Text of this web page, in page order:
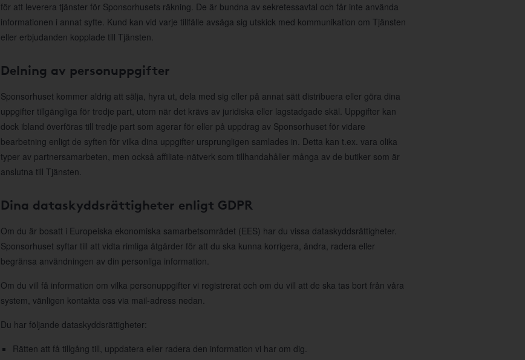
för att leverera tjänster för Sponsorhusets räkning. De är bundna av sekretessavtal och får inte använda
informationen i annat syfte. Kund kan vid varje tillfälle avsäga sig utskick med kommunikation om Tjänsten
eller erbjudanden kopplade till Tjänsten.
Delning av personuppgifter
Sponsorhuset kommer aldrig att sälja, hyra ut, dela med sig eller på annat sätt distribuera eller göra dina
uppgifter tillgängliga för tredje part, utom när det krävs av juridiska eller lagstadgade skäl. Uppgifter kan
dock ibland överföras till tredje part som agerar för eller på uppdrag av Sponsorhuset för vidare
bearbetning enligt de syften för vilka dina uppgifter ursprungligen samlades in. Detta kan t.ex. vara olika
typer av partnersamarbeten, men också affiliate-nätverk som tillhandahåller många av de butiker som är
anslutna till Tjänsten.
Dina dataskyddsrättigheter enligt GDPR
Om du är bosatt i Europeiska ekonomiska samarbetsområdet (EES) har du vissa dataskyddsrättigheter.
Sponsorhuset syftar till att vidta rimliga åtgärder för att du ska kunna korrigera, ändra, radera eller
begränsa användningen av din personliga information.
Om du vill få information om vilka personuppgifter vi registrerat och om du vill att de ska tas bort från våra
system, vänligen kontakta oss via mail-adress nedan.
Du har följande dataskyddsrättigheter:
Rätten att få tillgång till, uppdatera eller radera den information vi har om dig.